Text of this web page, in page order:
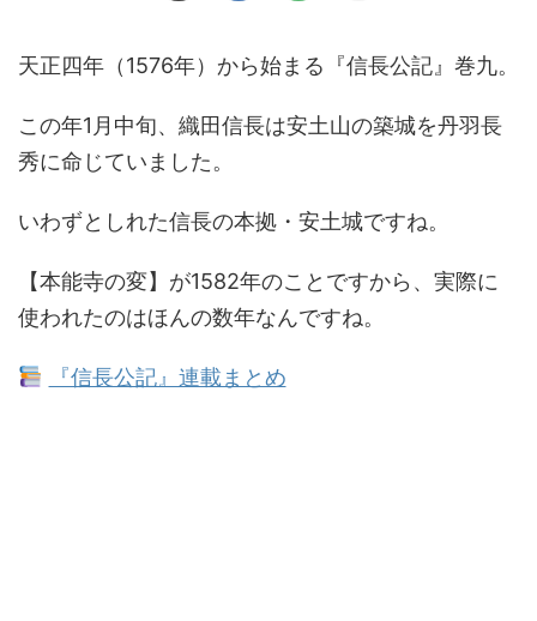
天正四年（1576年）から始まる『信長公記』巻九。
この年1月中旬、織田信長は安土山の築城を丹羽長
秀に命じていました。
いわずとしれた信長の本拠・安土城ですね。
【本能寺の変】が1582年のことですから、実際に
使われたのはほんの数年なんですね。
『信長公記』連載まとめ